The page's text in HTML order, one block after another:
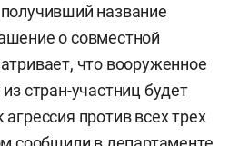
название
о совместной
что вооруженное
стран-участниц будет
против всех трех